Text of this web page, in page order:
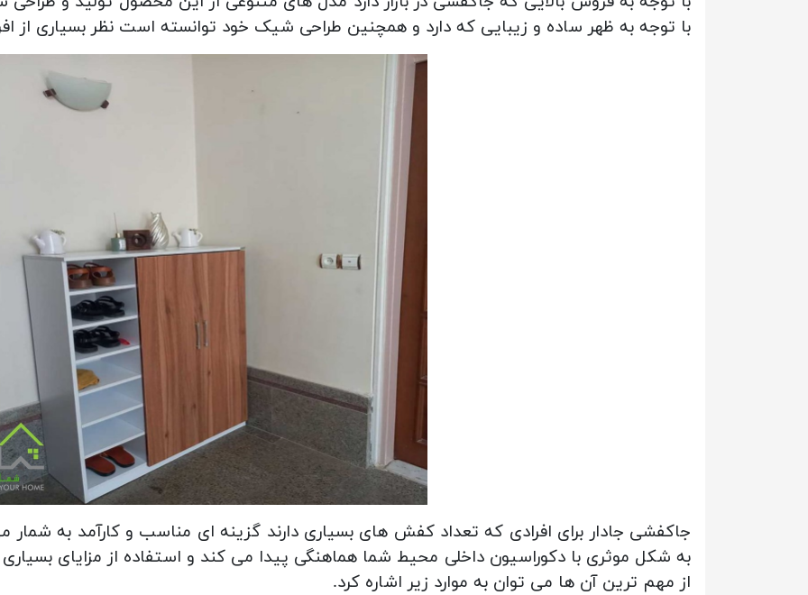
با توجه به ظهر ساده و زیبایی که دارد و همچنین طراحی شیک خود توانسته است نظر بسیاری از
جاکفشی جادار برای افرادی که تعداد کفش های بسیاری دارند گزینه ای مناسب و کارآمد به شمار
به شکل موثری با دکوراسیون داخلی محیط شما هماهنگی پیدا می کند و استفاده از مزایای بسیاری
از مهم ترین آن ها می توان به موارد زیر اشاره کرد.